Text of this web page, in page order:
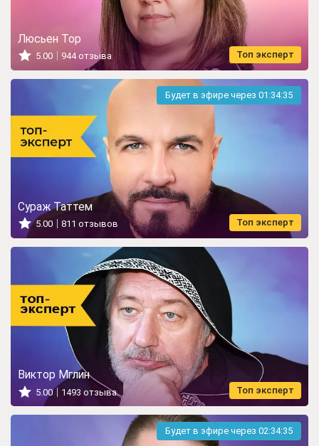
Топ эксперт
Люсьен Тор
5.00 944 отзыва
Будет в эфире через 01:34:33
Топ эксперт
Сураж Таттем
5.00 811 отзывов
Топ эксперт
Виктор Мглин
5.00 1493 отзыва
Будет в эфире через 02:34:33